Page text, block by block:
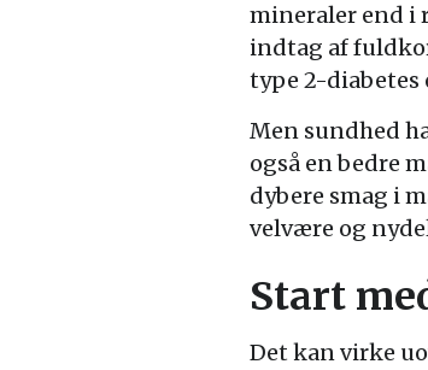
mineraler end i
indtag af
type 2-
Men sundhed
også en bedre
dybere smag i
velvære og
Start
Det kan virke